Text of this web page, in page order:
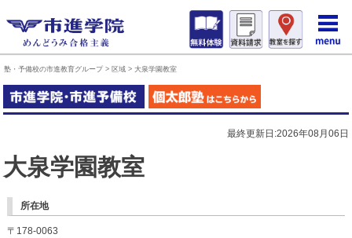
塾・予備校の市進教育グループ> 区域 > 大泉学園教室
最終更新日:2026年08月06日
大泉学園教室
所在地
〒178-0063